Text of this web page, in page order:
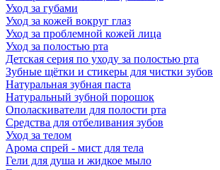
Уход за губами
Уход за кожей вокруг глаз
Уход за проблемной кожей лица
Уход за полостью рта
Детская серия по уходу за полостью рта
Зубные щётки и стикеры для чистки зубов
Натуральная зубная паста
Натуральный зубной порошок
Ополаскиватели для полости рта
Средства для отбеливания зубов
Уход за телом
Арома спрей - мист для тела
Гели для душа и жидкое мыло